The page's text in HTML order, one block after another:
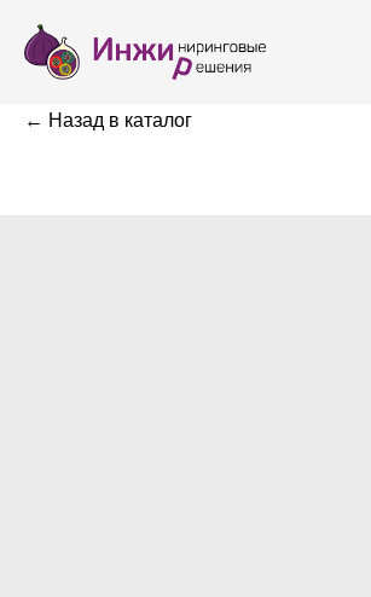
← Назад в каталог